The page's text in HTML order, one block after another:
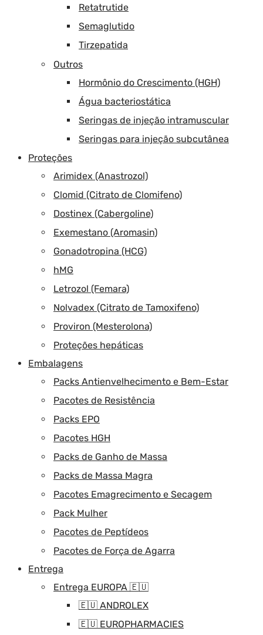
Retatrutide
Semaglutido
Tirzepatida
Outros
Hormônio do Crescimento (HGH)
Água bacteriostática
Seringas de injeção intramuscular
Seringas para injeção subcutânea
Proteções
Arimidex (Anastrozol)
Clomid (Citrato de Clomifeno)
Dostinex (Cabergoline)
Exemestano (Aromasin)
Gonadotropina (HCG)
hMG
Letrozol (Femara)
Nolvadex (Citrato de Tamoxifeno)
Proviron (Mesterolona)
Proteções hepáticas
Embalagens
Packs Antienvelhecimento e Bem-Estar
Pacotes de Resistência
Packs EPO
Pacotes HGH
Packs de Ganho de Massa
Packs de Massa Magra
Pacotes Emagrecimento e Secagem
Pack Mulher
Pacotes de Peptídeos
Pacotes de Força de Agarra
Entrega
Entrega EUROPA 🇪🇺
🇪🇺 ANDROLEX
🇪🇺 EUROPHARMACIES